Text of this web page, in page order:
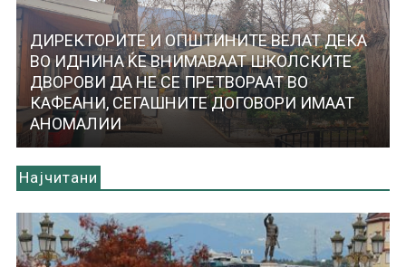
ДИРЕКТОРИТЕ И ОПШТИНИТЕ ВЕЛАТ ДЕКА
ВО ИДНИНА ЌЕ ВНИМАВААТ ШКОЛСКИТЕ
ДВОРОВИ ДА НЕ СЕ ПРЕТВОРААТ ВО
КАФЕАНИ, СЕГАШНИТЕ ДОГОВОРИ ИМААТ
АНОМАЛИИ
Најчитани